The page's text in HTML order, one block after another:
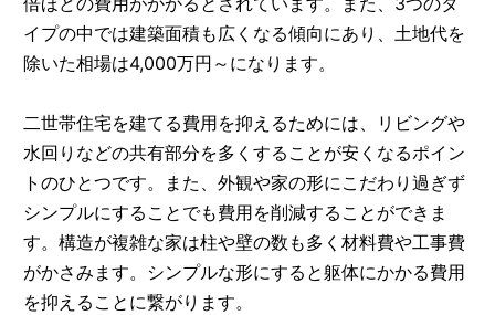
イプの中では建築面積も広くなる傾向にあり、土地代を
除いた相場は4,000万円～になります。
二世帯住宅を建てる費用を抑えるためには、リビングや
水回りなどの共有部分を多くすることが安くなるポイン
トのひとつです。また、外観や家の形にこだわり過ぎず
シンプルにすることでも費用を削減することができま
す。構造が複雑な家は柱や壁の数も多く材料費や工事費
がかさみます。シンプルな形にすると躯体にかかる費用
を抑えることに繋がります。